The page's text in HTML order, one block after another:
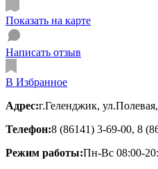
Показать на карте
Написать отзыв
В Избранное
Адрес:г.Геленджик,
Телефон:8 (86141) 3-69-00, 8
Режим работы:Пн-Вс 08:00-